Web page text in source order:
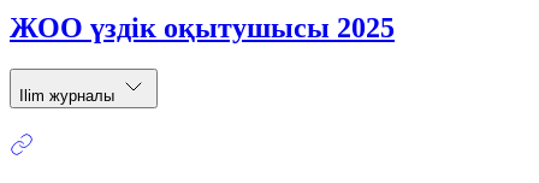
ЖОО үздік оқытушысы 2025
Ilim журналы